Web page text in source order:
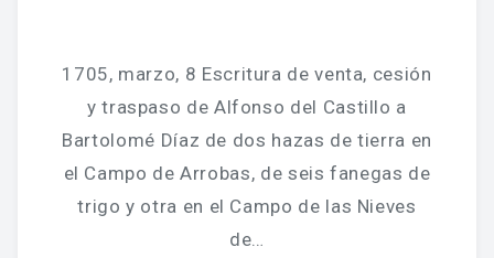
1705, marzo, 8 Escritura de venta, cesión
y traspaso de Alfonso del Castillo a
Bartolomé Díaz de dos hazas de tierra en
el Campo de Arrobas, de seis fanegas de
trigo y otra en el Campo de las Nieves
de…